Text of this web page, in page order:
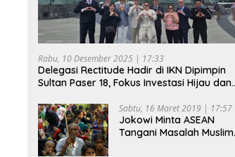
Rabu, 10 Desember 2025 | 17:33
Delegasi Rectitude Hadir di IKN Dipimpin
Sultan Paser 18, Fokus Investasi Hijau dan
Sabtu, 16 Maret 2019 | 17:57
Jokowi Minta ASEAN
Tangani Masalah Muslim